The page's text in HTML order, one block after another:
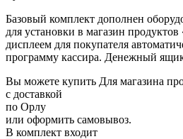
Базовый комплект дополнен
для установки в магазин
дисплеем для покупателя
программу кассира. Денежный ящик
Вы можете купить Для магазина
с доставкой
по Орлу
или оформить самовывоз.
В комплект входит